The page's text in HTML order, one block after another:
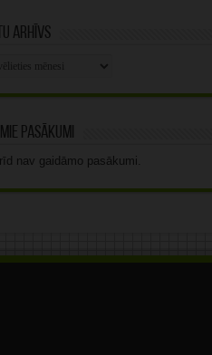
arhīvs
pasākumi
nav gaidāmo pasākumi.